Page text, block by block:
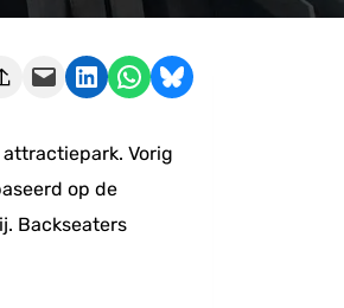
Deze pagina e-mailen Delen op LinkedIn Delen via WhatsApp Share on Bluesky
Vorig
op de
Backseaters